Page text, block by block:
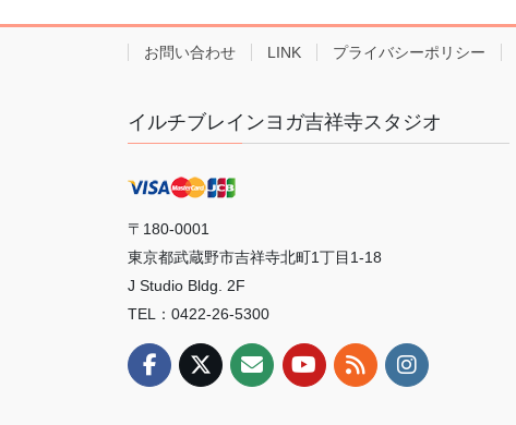
お問い合わせ LINK プライバシーポリシー
イルチブレインヨガ吉祥寺スタジオ
〒180-0001
東京都武蔵野市吉祥寺北町1丁目1-18
J Studio Bldg. 2F
TEL：0422-26-5300